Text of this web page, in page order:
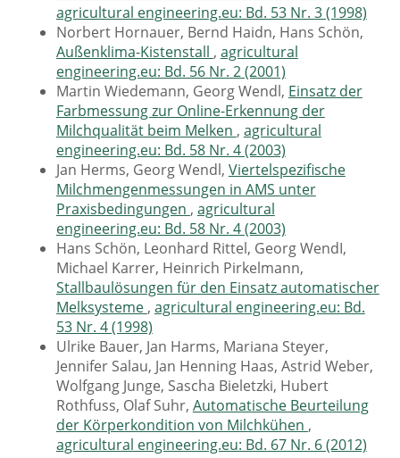
agricultural engineering.eu: Bd. 53 Nr. 3 (1998)
Norbert Hornauer, Bernd Haidn, Hans Schön,
Außenklima-Kistenstall , agricultural
engineering.eu: Bd. 56 Nr. 2 (2001)
Martin Wiedemann, Georg Wendl, Einsatz der
Farbmessung zur Online-Erkennung der
Milchqualität beim Melken , agricultural
engineering.eu: Bd. 58 Nr. 4 (2003)
Jan Herms, Georg Wendl, Viertelspezifische
Milchmengenmessungen in AMS unter
Praxisbedingungen , agricultural
engineering.eu: Bd. 58 Nr. 4 (2003)
Hans Schön, Leonhard Rittel, Georg WendI,
Michael Karrer, Heinrich Pirkelmann,
Stallbaulösungen für den Einsatz automatischer
Melksysteme , agricultural engineering.eu: Bd.
53 Nr. 4 (1998)
Ulrike Bauer, Jan Harms, Mariana Steyer,
Jennifer Salau, Jan Henning Haas, Astrid Weber,
Wolfgang Junge, Sascha Bieletzki, Hubert
Rothfuss, Olaf Suhr, Automatische Beurteilung
der Körperkondition von Milchkühen ,
agricultural engineering.eu: Bd. 67 Nr. 6 (2012)